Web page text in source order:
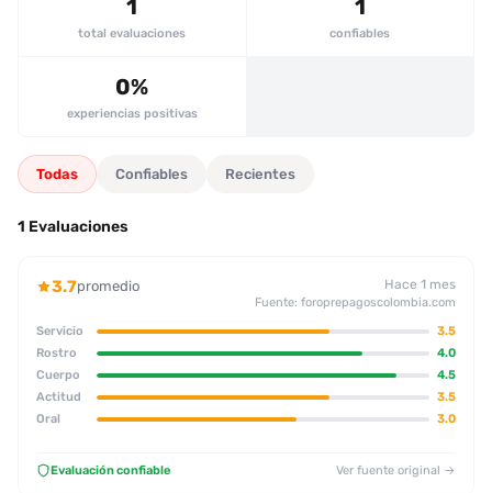
1
total evaluaciones
1
confiables
0%
experiencias positivas
Todas Confiables Recientes
1 Evaluaciones
3.7promedio Hace 1 mes
Fuente: foroprepagoscolombia.com
Servicio
3.5
Rostro
4.0
Cuerpo
4.5
Actitud
3.5
Oral
3.0
Evaluación confiable Ver fuente original →